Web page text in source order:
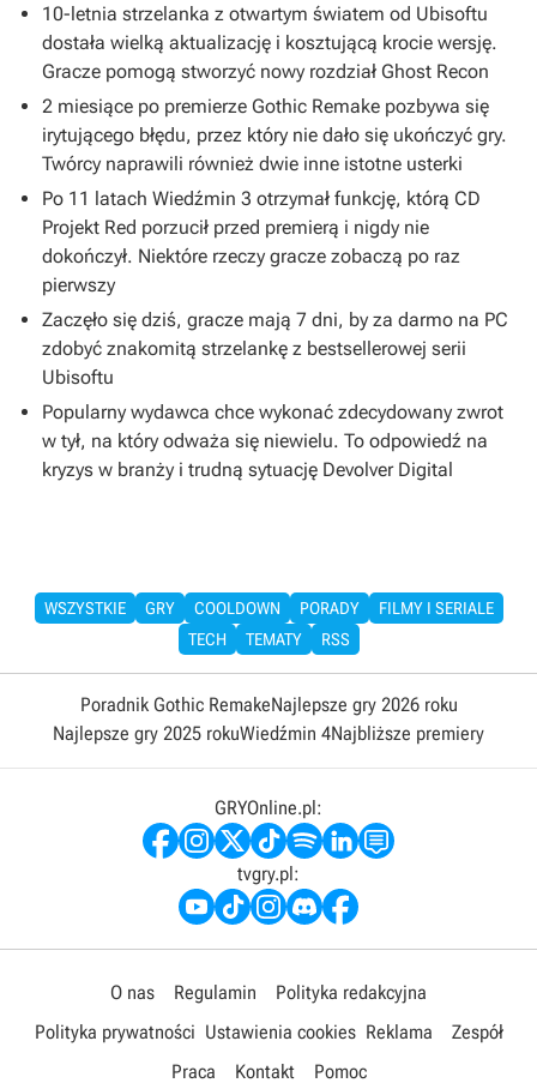
10-letnia strzelanka z otwartym światem od Ubisoftu
dostała wielką aktualizację i kosztującą krocie wersję.
Gracze pomogą stworzyć nowy rozdział Ghost Recon
2 miesiące po premierze Gothic Remake pozbywa się
irytującego błędu, przez który nie dało się ukończyć gry.
Twórcy naprawili również dwie inne istotne usterki
Po 11 latach Wiedźmin 3 otrzymał funkcję, którą CD
Projekt Red porzucił przed premierą i nigdy nie
dokończył. Niektóre rzeczy gracze zobaczą po raz
pierwszy
Zaczęło się dziś, gracze mają 7 dni, by za darmo na PC
zdobyć znakomitą strzelankę z bestsellerowej serii
Ubisoftu
Popularny wydawca chce wykonać zdecydowany zwrot
w tył, na który odważa się niewielu. To odpowiedź na
kryzys w branży i trudną sytuację Devolver Digital
WSZYSTKIE GRY COOLDOWN PORADY
FILMY I SERIALE
TECH
TEMATY RSS
Poradnik Gothic RemakeNajlepsze gry 2026 roku
Najlepsze gry 2025 rokuWiedźmin 4Najbliższe premiery
GRYOnline.pl:
tvgry.pl:
O nas Regulamin
Polityka redakcyjna
Polityka prywatności Ustawienia cookies Reklama
Zespół
Praca
Kontakt Pomoc